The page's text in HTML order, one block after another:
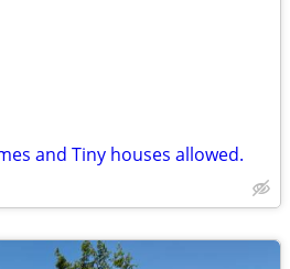
and Tiny houses allowed.